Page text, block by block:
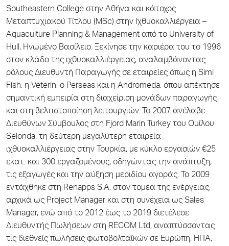
Southeastern College στην Αθήνα και κάτοχος
Μεταπτυχιακού Τίτλου (MSc) στην Ιχθυοκαλλιέργεια –
Aquaculture Planning & Management από το University of
Hull, Ηνωμένο Βασίλειο. Ξεκίνησε την καριέρα του το 1996
στον κλάδο της ιχθυοκαλλιέργειας, αναλαμβάνοντας
ρόλους Διευθυντή Παραγωγής σε εταιρείες όπως η Simi
Fish, η Veterin, ο Perseas και η Andromeda, όπου απέκτησε
σημαντική εμπειρία στη διαχείριση μονάδων παραγωγής
και στη βελτιστοποίηση λειτουργιών. Το 2007 ανέλαβε
Διευθύνων Σύμβουλος στη Fjord Marin Turkey του Ομίλου
Selonda, τη δεύτερη μεγαλύτερη εταιρεία
ιχθυοκαλλιέργειας στην Τουρκία, με κύκλο εργασιών €25
εκατ. και 300 εργαζομένους, οδηγώντας την ανάπτυξη,
τις εξαγωγές και την αύξηση μεριδίου αγοράς. Το 2009
εντάχθηκε στη Renapps S.A. στον τομέα της ενέργειας,
αρχικά ως Project Manager και στη συνέχεια ως Sales
Manager, ενώ από το 2012 έως το 2019 διετέλεσε
Διευθυντής Πωλήσεων στη RECOM Ltd, αναπτύσσοντας
τις διεθνείς πωλήσεις φωτοβολταϊκών σε Ευρώπη, ΗΠΑ,